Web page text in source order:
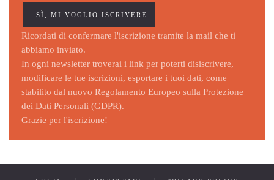
Ricordati di confermare l'iscrizione tramite la mail che ti
abbiamo inviato.
In ogni newsletter troverai i link per poterti disiscrivere,
modificare le tue iscrizioni, esportare i tuoi dati, come
stabilito dal nuovo Regolamento Europeo sulla Protezione
dei Dati Personali (GDPR).
Grazie per l'iscrizione!